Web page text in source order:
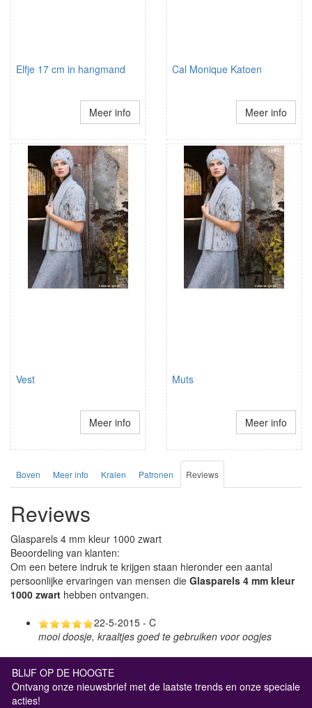
Elfje 17 cm in hangmand
Meer info
Cal Monique Katoen
Meer info
Vest
Meer info
Muts
Meer info
Boven Meer info Kralen Patronen Reviews
Reviews
Glasparels 4 mm kleur 1000 zwart
Beoordeling van klanten:
Om een betere indruk te krijgen staan hieronder een aantal
persoonlijke ervaringen van mensen die Glasparels 4 mm kleur
1000 zwart hebben ontvangen.
22-5-2015 - C
mooi doosje, kraaltjes goed te gebruiken voor oogjes
BLIJF OP DE HOOGTE
Ontvang onze nieuwsbrief met de laatste trends en onze speciale
acties!